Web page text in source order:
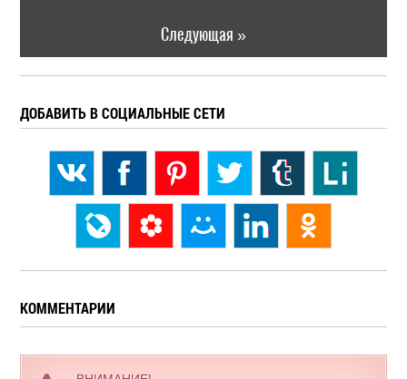
Следующая »
ДОБАВИТЬ В СОЦИАЛЬНЫЕ СЕТИ
КОММЕНТАРИИ